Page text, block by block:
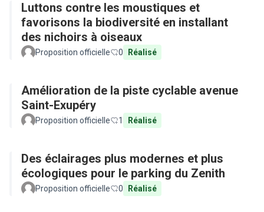
Luttons contre les moustiques et
favorisons la biodiversité en installant
des nichoirs à oiseaux
Proposition officielle 0 Réalisé
Amélioration de la piste cyclable avenue
Saint-Exupéry
Proposition officielle 1 Réalisé
Des éclairages plus modernes et plus
écologiques pour le parking du Zenith
Proposition officielle 0 Réalisé